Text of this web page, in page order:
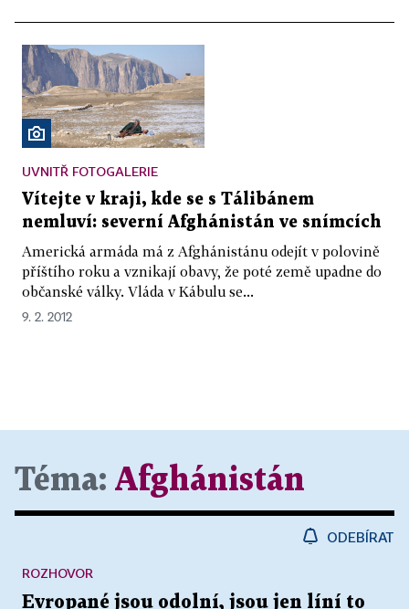
UVNITŘ FOTOGALERIE
Vítejte v kraji, kde se s Tálibánem
nemluví: severní Afghánistán ve snímcích
Americká armáda má z Afghánistánu odejít v polovině
příštího roku a vznikají obavy, že poté země upadne do
občanské války. Vláda v Kábulu se...
9. 2. 2012
Téma: Afghánistán
ODEBÍRAT
Evropané jsou odolní, jsou jen líní to
ROZHOVOR